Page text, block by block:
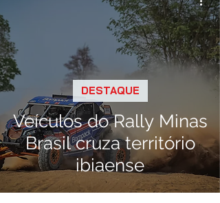
Veículos do Rally Minas
Brasil cruza território
ibiaense
DESTAQUE